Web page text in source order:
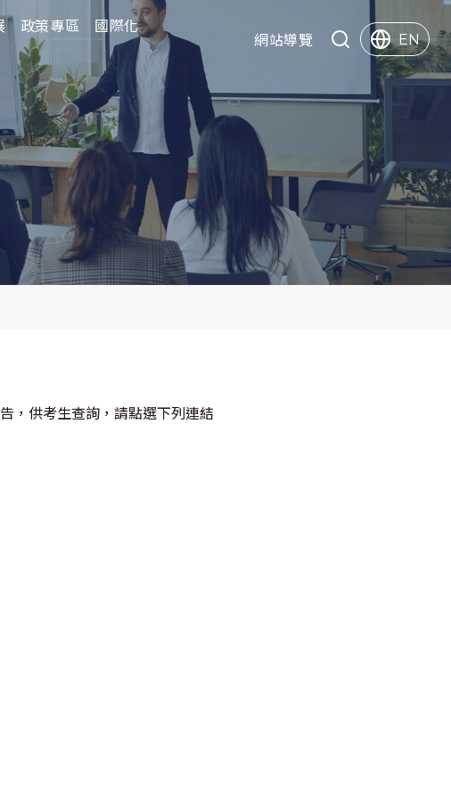
網站導覽 Search EN
政策專區 國際化 快速服務
政策專區
國際化
，供考生查詢，請點選下列連結